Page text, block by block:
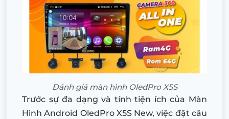
Đánh giá màn hình OledPro X5S
Trước sự đa dạng và tính tiện ích của Màn
Hình Android OledPro X5S New, việc đặt câu